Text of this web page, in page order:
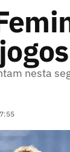
nesta